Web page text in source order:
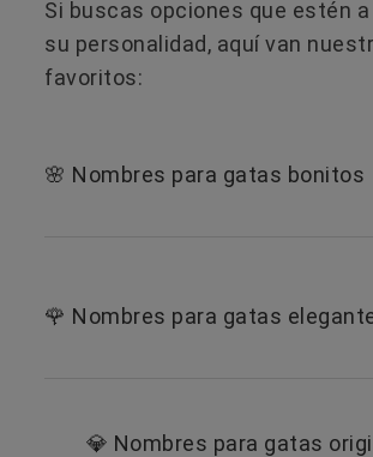
Si buscas opciones que estén
su personalidad, aquí van
favoritos:
🌸 Nombres para gatas bonitos
🌹 Nombres para gatas
💎 Nombres para gatas